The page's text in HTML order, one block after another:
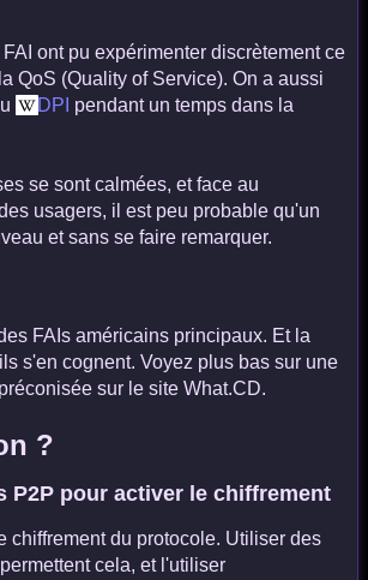
ont pu expérimenter discrètement ce
QoS (Quality of Service). On a aussi
DPI pendant un temps dans la
se sont calmées, et face au
usagers, il est peu probable qu'un
et sans se faire remarquer.
FAIs américains principaux. Et la
s'en cognent. Voyez plus bas sur une
sur le site What.CD.
?
P2P pour activer le chiffrement
chiffrement du protocole. Utiliser des
cela, et l'utiliser